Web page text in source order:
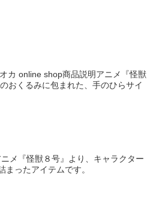
カ online shop商品説明アニメ『怪獣
おくるみに包まれた、手のひらサイ
メ『怪獣８号』より、キャラクター
ったアイテムです。